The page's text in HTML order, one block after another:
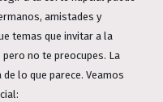
amistades y
temas que invitar a la
no te preocupes. La
lo que parece. Veamos